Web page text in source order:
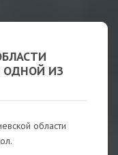
ОДНОЙ ИЗ
области